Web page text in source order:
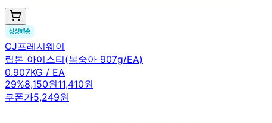
CJ프레시웨이
립톤 아이스티(복숭아 907g/EA)
0.907KG / EA
29%8,150원11,410원
쿠폰가5,249원